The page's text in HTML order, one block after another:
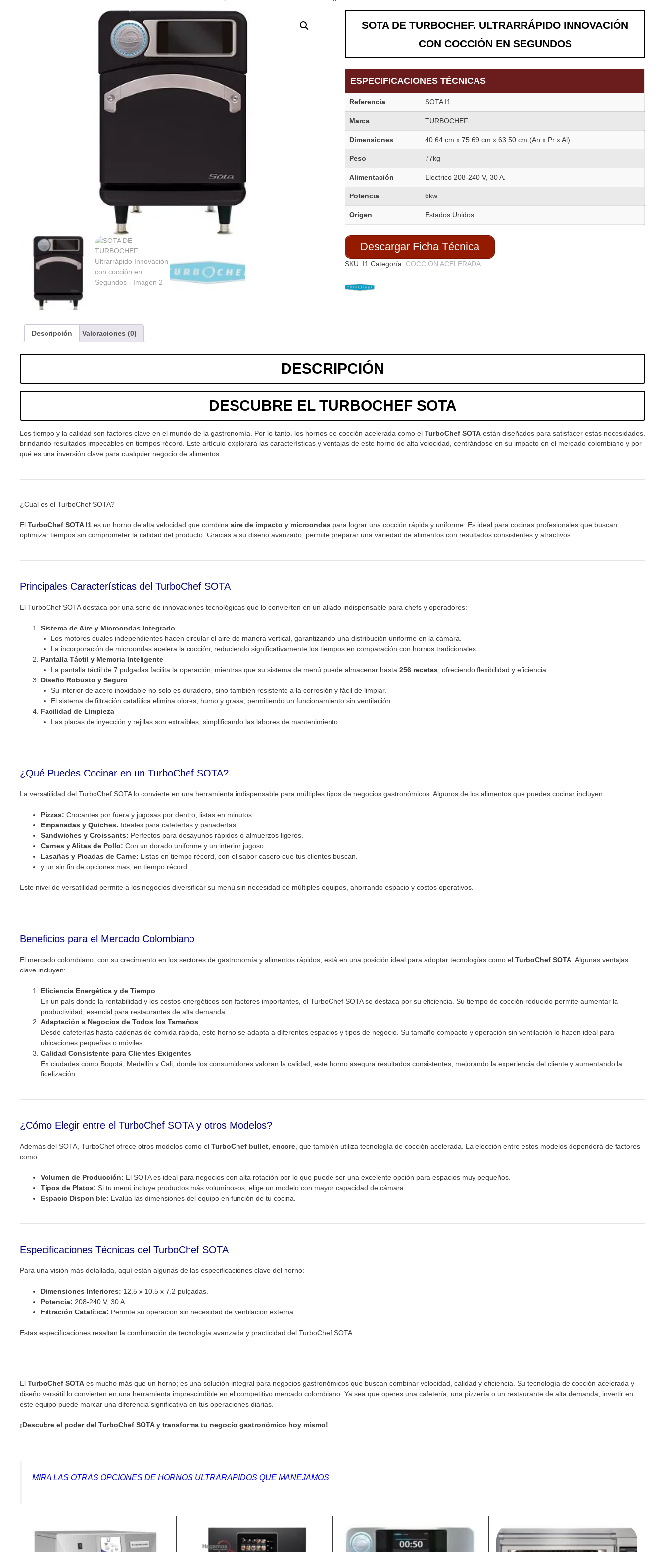
SOTA DE TURBOCHEF. ULTRARRÁPIDO INNOVACIÓN
CON COCCIÓN EN SEGUNDOS
ESPECIFICACIONES TÉCNICAS
Referencia SOTA I1
Marca TURBOCHEF
Dimensiones 40.64 cm x 75.69 cm x 63.50 cm (An x Pr x Al).
Peso 77kg
Alimentación Electrico 208-240 V, 30 A.
Potencia 6kw
Origen Estados Unidos
Descargar Ficha Técnica
SKU: I1 Categoría: COCCION ACELERADA
Descripción Valoraciones (0)
DESCRIPCIÓN
DESCUBRE EL TURBOCHEF SOTA
Los tiempo y la calidad son factores clave en el mundo de la gastronomía. Por lo tanto, los hornos de cocción acelerada como el TurboChef SOTA están diseñados para satisfacer estas necesidades,
brindando resultados impecables en tiempos récord. Este artículo explorará las características y ventajas de este horno de alta velocidad, centrándose en su impacto en el mercado colombiano y por
qué es una inversión clave para cualquier negocio de alimentos.
¿Cual es el TurboChef SOTA?
El TurboChef SOTA I1 es un horno de alta velocidad que combina aire de impacto y microondas para lograr una cocción rápida y uniforme. Es ideal para cocinas profesionales que buscan
optimizar tiempos sin comprometer la calidad del producto. Gracias a su diseño avanzado, permite preparar una variedad de alimentos con resultados consistentes y atractivos.
Principales Características del TurboChef SOTA
El TurboChef SOTA destaca por una serie de innovaciones tecnológicas que lo convierten en un aliado indispensable para chefs y operadores:
Sistema de Aire y Microondas Integrado
Los motores duales independientes hacen circular el aire de manera vertical, garantizando una distribución uniforme en la cámara.
La incorporación de microondas acelera la cocción, reduciendo significativamente los tiempos en comparación con hornos tradicionales.
Pantalla Táctil y Memoria Inteligente
La pantalla táctil de 7 pulgadas facilita la operación, mientras que su sistema de menú puede almacenar hasta 256 recetas , ofreciendo flexibilidad y eficiencia.
Diseño Robusto y Seguro
Su interior de acero inoxidable no solo es duradero, sino también resistente a la corrosión y fácil de limpiar.
El sistema de filtración catalítica elimina olores, humo y grasa, permitiendo un funcionamiento sin ventilación.
Facilidad de Limpieza
Las placas de inyección y rejillas son extraíbles, simplificando las labores de mantenimiento.
¿Qué Puedes Cocinar en un TurboChef SOTA?
La versatilidad del TurboChef SOTA lo convierte en una herramienta indispensable para múltiples tipos de negocios gastronómicos. Algunos de los alimentos que puedes cocinar incluyen:
Pizzas: Crocantes por fuera y jugosas por dentro, listas en minutos.
Empanadas y Quiches: Ideales para cafeterías y panaderías.
Sandwiches y Croissants: Perfectos para desayunos rápidos o almuerzos ligeros.
Carnes y Alitas de Pollo: Con un dorado uniforme y un interior jugoso.
Lasañas y Picadas de Carne: Listas en tiempo récord, con el sabor casero que tus clientes buscan.
y un sin fin de opciones mas, en tiempo récord.
Este nivel de versatilidad permite a los negocios diversificar su menú sin necesidad de múltiples equipos, ahorrando espacio y costos operativos.
Beneficios para el Mercado Colombiano
El mercado colombiano, con su crecimiento en los sectores de gastronomía y alimentos rápidos, está en una posición ideal para adoptar tecnologías como el TurboChef SOTA . Algunas ventajas
clave incluyen:
Eficiencia Energética y de Tiempo
En un país donde la rentabilidad y los costos energéticos son factores importantes, el TurboChef SOTA se destaca por su eficiencia. Su tiempo de cocción reducido permite aumentar la
productividad, esencial para restaurantes de alta demanda.
Adaptación a Negocios de Todos los Tamaños
Desde cafeterías hasta cadenas de comida rápida, este horno se adapta a diferentes espacios y tipos de negocio. Su tamaño compacto y operación sin ventilación lo hacen ideal para
ubicaciones pequeñas o móviles.
Calidad Consistente para Clientes Exigentes
En ciudades como Bogotá, Medellín y Cali, donde los consumidores valoran la calidad, este horno asegura resultados consistentes, mejorando la experiencia del cliente y aumentando la
fidelización.
¿Cómo Elegir entre el TurboChef SOTA y otros Modelos?
Además del SOTA, TurboChef ofrece otros modelos como el TurboChef bullet, encore , que también utiliza tecnología de cocción acelerada. La elección entre estos modelos dependerá de factores
como:
Volumen de Producción: El SOTA es ideal para negocios con alta rotación por lo que puede ser una excelente opción para espacios muy pequeños.
Tipos de Platos: Si tu menú incluye productos más voluminosos, elige un modelo con mayor capacidad de cámara.
Espacio Disponible: Evalúa las dimensiones del equipo en función de tu cocina.
Especificaciones Técnicas del TurboChef SOTA
Para una visión más detallada, aquí están algunas de las especificaciones clave del horno:
Dimensiones Interiores: 12.5 x 10.5 x 7.2 pulgadas
Potencia: 208-240 V, 30 A.
Filtración Catalítica: Permite su operación sin necesidad de ventilación externa.
Estas especificaciones resaltan la combinación de tecnología avanzada y practicidad del TurboChef SOTA.
El TurboChef SOTA es mucho más que un horno; es una solución integral para negocios gastronómicos que buscan combinar velocidad, calidad y eficiencia. Su tecnología de cocción acelerada y
diseño versátil lo convierten en una herramienta imprescindible en el competitivo mercado colombiano. Ya sea que operes una cafetería, una pizzería o un restaurante de alta demanda, invertir en
este equipo puede marcar una diferencia significativa en tus operaciones diarias.
¡Descubre el poder del TurboChef SOTA y transforma tu negocio gastronómico hoy mismo!
MIRA LAS OTRAS OPCIONES DE HORNOS ULTRARAPIDOS QUE MANEJAMOS